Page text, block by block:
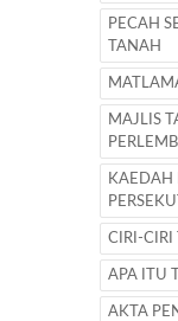
PECAH
TANAH
MAJLIS
KAEDAH
CIRI-CIRI
APA ITU
AKTA